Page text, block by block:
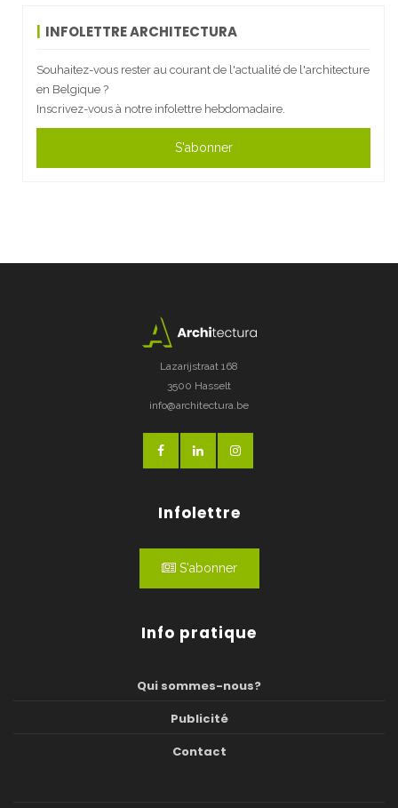
INFOLETTRE ARCHITECTURA
Souhaitez-vous rester au courant de l'actualité de l'architecture
en Belgique ?
Inscrivez-vous à notre infolettre hebdomadaire.
S'abonner
Lazarijstraat 168
3500 Hasselt
info@architectura.be
Infolettre
S'abonner
Info pratique
Qui sommes-nous?
Publicité
Contact